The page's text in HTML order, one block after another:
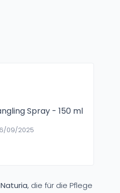
Spray - 150 ml
09/2025
Naturia, die für die Pflege